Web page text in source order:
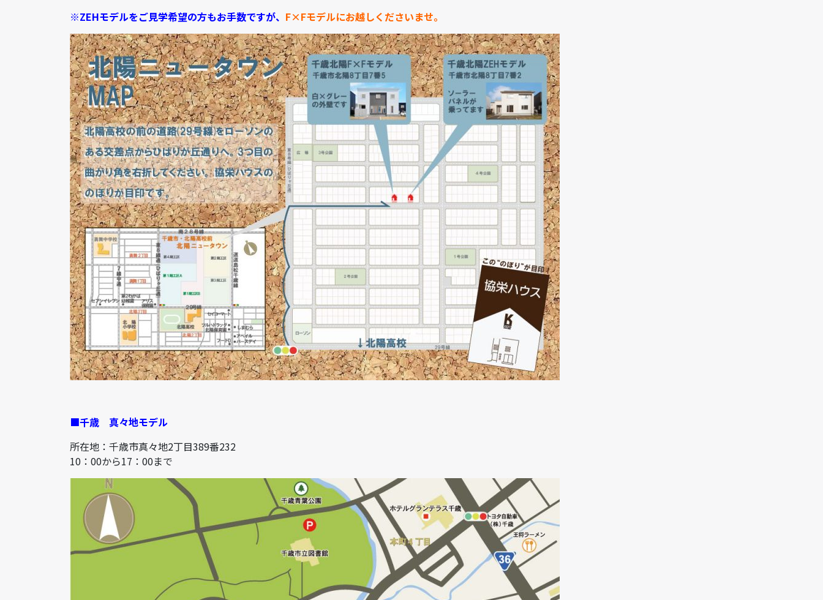
※ZEHモデルをご見学希望の方もお手数ですが、 F×Fモデルにお越しくださいませ。
■千歳 真々地モデル
所在地：千歳市真々地2丁目389番232
10：00から17：00まで